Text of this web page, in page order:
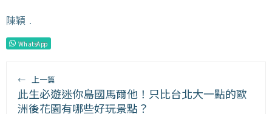
陳穎 ﹒
WhatsApp
← 上一篇
此生必遊迷你島國馬爾他！只比台北大一點的歐
洲後花園有哪些好玩景點？